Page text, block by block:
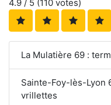
4.9 / 5 (110 votes)
La Mulatière 69 :
Sainte-Foy-lès-Lyon
vrillettes